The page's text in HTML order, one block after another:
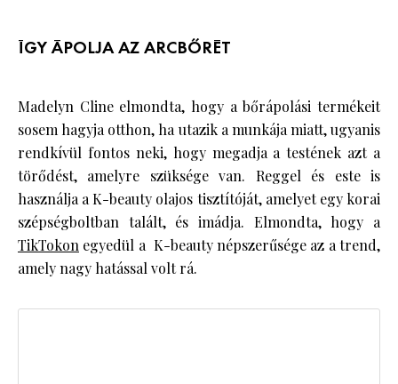
ÍGY ÁPOLJA AZ ARCBŐRÉT
Madelyn Cline elmondta, hogy a bőrápolási termékeit
sosem hagyja otthon, ha utazik a munkája miatt, ugyanis
rendkívül fontos neki, hogy megadja a testének azt a
törődést, amelyre szüksége van. Reggel és este is
használja a K-beauty olajos tisztítóját, amelyet egy korai
szépségboltban talált, és imádja. Elmondta, hogy a
TikTokon egyedül a K-beauty népszerűsége az a trend,
amely nagy hatással volt rá.